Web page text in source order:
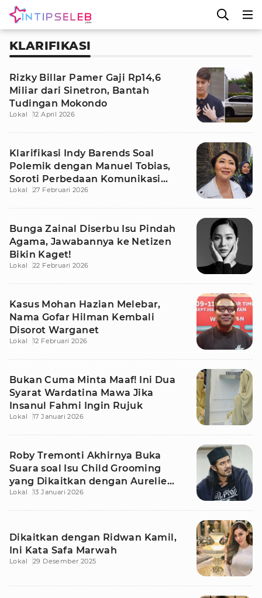
KLARIFIKASI
Rizky Billar Pamer Gaji Rp14,6
Miliar dari Sinetron, Bantah
Tudingan Mokondo
Lokal 12 April 2026
Klarifikasi Indy Barends Soal
Polemik dengan Manuel Tobias,
Soroti Perbedaan Komunikasi
Orangtua
Lokal 27 Februari 2026
Bunga Zainal Diserbu Isu Pindah
Agama, Jawabannya ke Netizen
Bikin Kaget!
Lokal 22 Februari 2026
Kasus Mohan Hazian Melebar,
Nama Gofar Hilman Kembali
Disorot Warganet
Lokal 12 Februari 2026
Bukan Cuma Minta Maaf! Ini Dua
Syarat Wardatina Mawa Jika
Insanul Fahmi Ingin Rujuk
Lokal 17 Januari 2026
Roby Tremonti Akhirnya Buka
Suara soal Isu Child Grooming
yang Dikaitkan dengan Aurelie
Moeremans
Lokal 13 Januari 2026
Dikaitkan dengan Ridwan Kamil,
Ini Kata Safa Marwah
Lokal 29 Desember 2025